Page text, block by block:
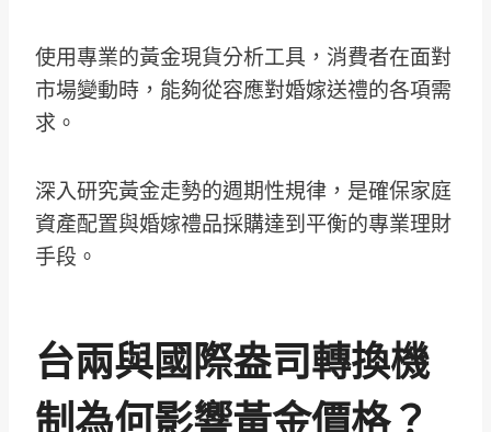
使用專業的黃金現貨分析工具，消費者在面對
市場變動時，能夠從容應對婚嫁送禮的各項需
求。
深入研究黃金走勢的週期性規律，是確保家庭
資產配置與婚嫁禮品採購達到平衡的專業理財
手段。
台兩與國際盎司轉換機
制為何影響黃金價格？